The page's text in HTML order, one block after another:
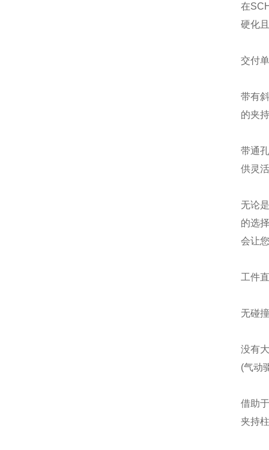
在
硬化
交付
带有
的夹
带通
供灵
无论
的选
会让
工件
无碰
没有
(气动
借助
夹持